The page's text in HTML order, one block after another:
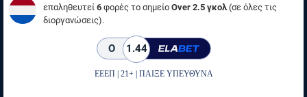
επαληθευτεί 6 φορές το σημείο Over 2.5 γκολ (σε όλες τις
διοργανώσεις).
O 1.44
ΕΕΕΠ | 21+ | ΠΑΙΞΕ ΥΠΕΥΘΥΝΑ